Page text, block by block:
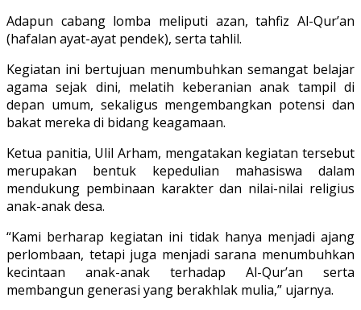
Adapun cabang lomba meliputi azan, tahfiz Al-Qur’an
(hafalan ayat-ayat pendek), serta tahlil.
Kegiatan ini bertujuan menumbuhkan semangat belajar
agama sejak dini, melatih keberanian anak tampil di
depan umum, sekaligus mengembangkan potensi dan
bakat mereka di bidang keagamaan.
Ketua panitia, Ulil Arham, mengatakan kegiatan tersebut
merupakan bentuk kepedulian mahasiswa dalam
mendukung pembinaan karakter dan nilai-nilai religius
anak-anak desa.
“Kami berharap kegiatan ini tidak hanya menjadi ajang
perlombaan, tetapi juga menjadi sarana menumbuhkan
kecintaan anak-anak terhadap Al-Qur’an serta
membangun generasi yang berakhlak mulia,” ujarnya.